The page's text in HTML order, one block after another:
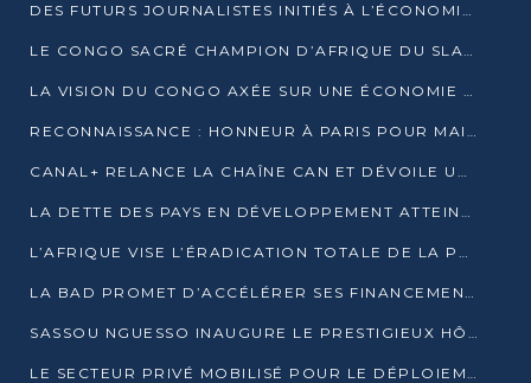
DES FUTURS JOURNALISTES INITIÉS À L’ÉCONOMIE BLEUE DURABLE
LE CONGO SACRÉ CHAMPION D’AFRIQUE DU SLAM 2025
LA VISION DU CONGO AXÉE SUR UNE ÉCONOMIE BAS CARBONE AU RENDEZ-VOUS DE MONACO 2025
RECONNAISSANCE : HONNEUR À PARIS POUR MAIXENT RAOUL OMINGA
CANAL+ RELANCE LA CHAÎNE CAN ET DÉVOILE UNE OFFRE EXCEPTIONNELLE POUR DÉCEMBRE
LA DETTE DES PAYS EN DÉVELOPPEMENT ATTEINT UN SOMMET HISTORIQUE ENTRE 2022 ET 2024
L’AFRIQUE VISE L’ÉRADICATION TOTALE DE LA POLIOMYÉLITE D’ICI 2026
LA BAD PROMET D’ACCÉLÉRER SES FINANCEMENTS AVEC LE MINISTÈRE DE L’ASSAINISSEMENT
SASSOU NGUESSO INAUGURE LE PRESTIGIEUX HÔTEL KEMPINSKI BRAZZAVILLE
LE SECTEUR PRIVÉ MOBILISÉ POUR LE DÉPLOIEMENT DE 19 MINI-CENTRALES SOLAIRES